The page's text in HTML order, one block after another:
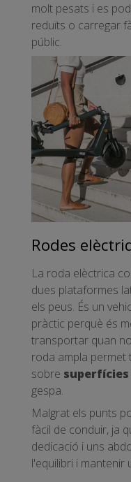
molt pesats i es
reduïts o carregar
públic.
Rodes
La roda elèctrica
dues plataformes
els peus. És un
pràctic perquè és
transportar quan
roda ampla permet
sobre
gespa.
Malgrat els punts
fàcil de conduir, ja
dedicació i uns
l'equilibri i